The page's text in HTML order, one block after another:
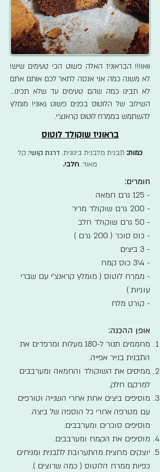
וואו!!! הבראוניז האלה פשוט הכי טעימים שיש!
לא משנה כמה אני אנסה לתאר לכם אותם אתם
לא תבינו כמה שהם טעימים עד שלא תכינו...
השילוב של הלוטוס בפנים פשוט גאוני! מומלץ
להשתמש בממרח לוטוס קראנצ'י.
בראוניז שוקולד לוטוס
כמות: תבנית מלבנית בינונית. דרגת קושי: קל
מאוד. חלבי.
חומרים:
- 125 גרם חמאה
- 200 גרם שוקולד מריר
- 50 גרם שוקולד חלב
- כוס סוכר ( 200 גרם )
- 3 ביצים
- 4\3 כוס קמח
- ממרח לוטוס ( מומלץ קראנצ'י עם שברי
עוגיות )
- קורט מלח
אופן ההכנה:
מחממים תנור ל-180 מעלות ומרפדים את
התבנית בנייר אפייה.
ממיסים את השוקולד והחמאה ומערבבים
למרקם חלק.
מוסיפים ביצים אחת אחרי השנייה וטורפים
עם מטרפה אחרי כל הוספה של ביצה.
מוסיפים סוכרים ומערבבים.
מוסיפים את הקמח ומערבבים.
יוצקים מחצית מהתערובת לתבנית ומניחים
כפיות ממרח הלוטוס ( כמה שרוצים ).